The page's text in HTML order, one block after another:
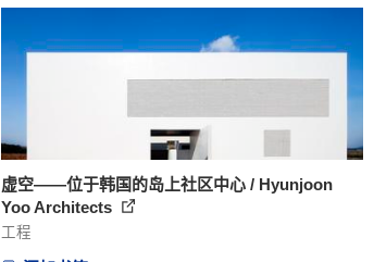
虚空——位于韩国的岛上社区中心 / Hyunjoon
Yoo Architects
工程